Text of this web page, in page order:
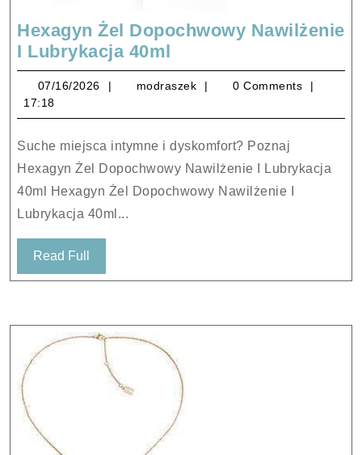
Hexagyn Żel Dopochwowy Nawilżenie
I Lubrykacja 40ml
Żel
Dopochwowy
Nawilżenie
Lubrykacja
40ml
07/16/2026 07/16/2026
modraszek modraszek
0 Comments
17:18
Suche miejsca intymne i dyskomfort? Poznaj
Hexagyn Żel Dopochwowy Nawilżenie I Lubrykacja
40ml Hexagyn Żel Dopochwowy Nawilżenie I
Lubrykacja 40ml...
Read Full
Full